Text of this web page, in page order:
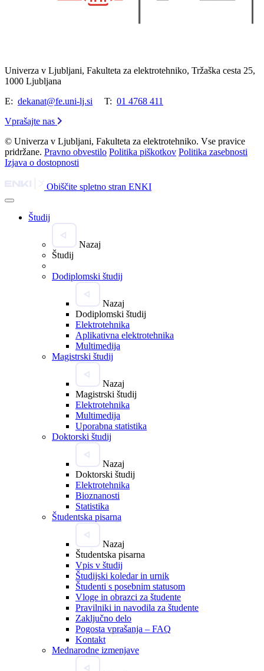
Univerza v Ljubljani, Fakulteta za elektrotehniko, Tržaška cesta 25,
1000 Ljubljana
E: dekanat@fe.uni-lj.si T: 01 4768 411
Vprašajte nas
© Univerza v Ljubljani, Fakulteta za elektrotehniko. Vse pravice
pridržane. Pravno obvestilo Politika piškotkov Politika zasebnosti
Izjava o dostopnosti
Obiščite spletno stran ENKI
Študij
Nazaj
Študij
Dodiplomski študij
Nazaj
Dodiplomski študij
Elektrotehnika
Aplikativna elektrotehnika
Multimedija
Magistrski študij
Nazaj
Magistrski študij
Elektrotehnika
Multimedija
Uporabna statistika
Doktorski študij
Nazaj
Doktorski študij
Elektrotehnika
Bioznanosti
Statistika
Študentska pisarna
Nazaj
Študentska pisarna
Vpis v študij
Študijski koledar in urnik
Študenti s posebnim statusom
Vloge in obrazci za študente
Pravilniki in navodila za študente
Zaključno delo
Pogosta vprašanja – FAQ
Kontakt
Mednarodne izmenjave